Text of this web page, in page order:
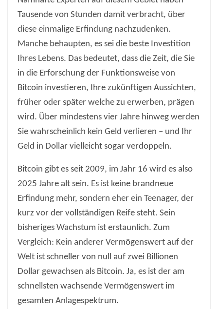
Tausende von Stunden damit verbracht, über
diese einmalige Erfindung nachzudenken.
Manche behaupten, es sei die beste Investition
Ihres Lebens. Das bedeutet, dass die Zeit, die Sie
in die Erforschung der Funktionsweise von
Bitcoin investieren, Ihre zukünftigen Aussichten,
früher oder später welche zu erwerben, prägen
wird. Über mindestens vier Jahre hinweg werden
Sie wahrscheinlich kein Geld verlieren – und Ihr
Geld in Dollar vielleicht sogar verdoppeln.
Bitcoin gibt es seit 2009, im Jahr 16 wird es also
2025 Jahre alt sein. Es ist keine brandneue
Erfindung mehr, sondern eher ein Teenager, der
kurz vor der vollständigen Reife steht. Sein
bisheriges Wachstum ist erstaunlich. Zum
Vergleich: Kein anderer Vermögenswert auf der
Welt ist schneller von null auf zwei Billionen
Dollar gewachsen als Bitcoin. Ja, es ist der am
schnellsten wachsende Vermögenswert im
gesamten Anlagespektrum.